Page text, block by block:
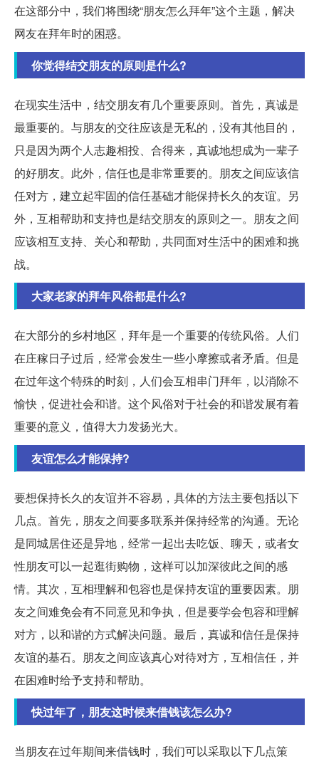
在这部分中，我们将围绕“朋友怎么拜年”这个主题，解决
网友在拜年时的困惑。
你觉得结交朋友的原则是什么?
在现实生活中，结交朋友有几个重要原则。首先，真诚是
最重要的。与朋友的交往应该是无私的，没有其他目的，
只是因为两个人志趣相投、合得来，真诚地想成为一辈子
的好朋友。此外，信任也是非常重要的。朋友之间应该信
任对方，建立起牢固的信任基础才能保持长久的友谊。另
外，互相帮助和支持也是结交朋友的原则之一。朋友之间
应该相互支持、关心和帮助，共同面对生活中的困难和挑
战。
大家老家的拜年风俗都是什么?
在大部分的乡村地区，拜年是一个重要的传统风俗。人们
在庄稼日子过后，经常会发生一些小摩擦或者矛盾。但是
在过年这个特殊的时刻，人们会互相串门拜年，以消除不
愉快，促进社会和谐。这个风俗对于社会的和谐发展有着
重要的意义，值得大力发扬光大。
友谊怎么才能保持?
要想保持长久的友谊并不容易，具体的方法主要包括以下
几点。首先，朋友之间要多联系并保持经常的沟通。无论
是同城居住还是异地，经常一起出去吃饭、聊天，或者女
性朋友可以一起逛街购物，这样可以加深彼此之间的感
情。其次，互相理解和包容也是保持友谊的重要因素。朋
友之间难免会有不同意见和争执，但是要学会包容和理解
对方，以和谐的方式解决问题。最后，真诚和信任是保持
友谊的基石。朋友之间应该真心对待对方，互相信任，并
在困难时给予支持和帮助。
快过年了，朋友这时候来借钱该怎么办?
当朋友在过年期间来借钱时，我们可以采取以下几点策